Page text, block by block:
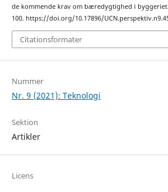
de kommende krav om bæredygtighed i byggeriet.
100. https://doi.org/10.17896/
Citationsformater
Nummer
Nr. 9 (2021): Teknologi
Sektion
Artikler
Licens